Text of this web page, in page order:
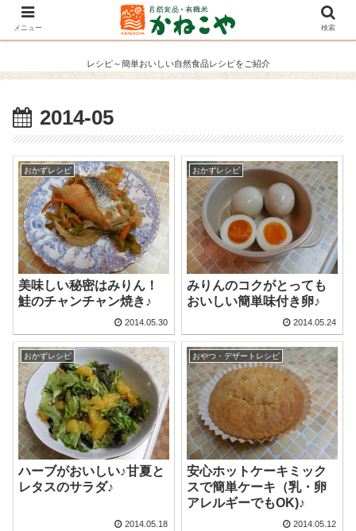
レシピ～簡単おいしい自然食品レシピをご紹介
2014-05
おかずレシピ
美味しい秘密はみりん！
鮭のチャンチャン焼き♪
2014.05.30
おかずレシピ
みりんのコクがとっても
おいしい簡単味付き卵♪
2014.05.24
おかずレシピ
ハーブがおいしい♪甘夏と
レタスのサラダ♪
2014.05.18
おやつ・デザートレシピ
安心ホットケーキミック
スで簡単ケーキ（乳・卵
アレルギーでもOK)♪
2014.05.12
メニュー 検索